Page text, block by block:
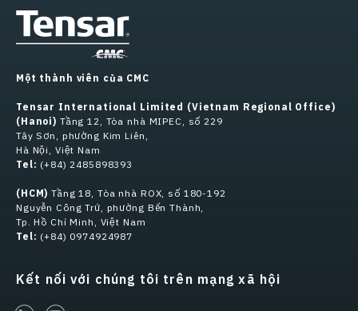
Một thành viên của CMC
Tensar International Limited (Vietnam Regional Office)
(Hanoi) Tầng 12, Tòa nhà MIPEC, số 229
Tây Sơn, phường Kim Liên,
Hà Nội, Việt Nam
Tel: (+84) 2485898393
(HCM) Tầng 18, Tòa nhà ROX, số 180-192
Nguyễn Công Trứ, phường Bến Thành,
Tp. Hồ Chí Minh, Việt Nam
Tel: (+84) 0974924987
Kết nối với chúng tôi trên mạng xã hội